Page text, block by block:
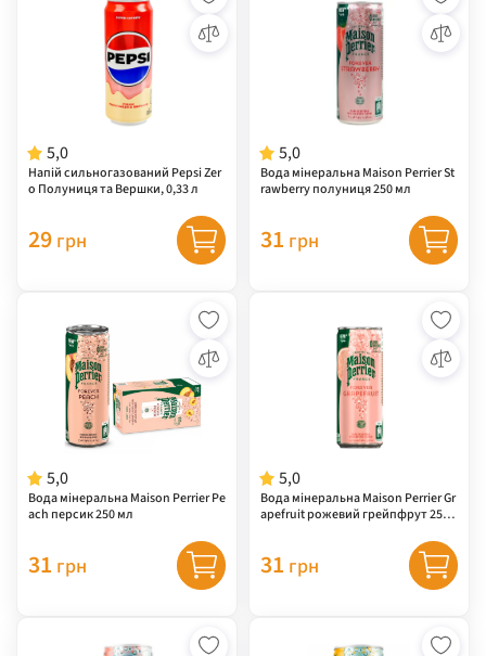
5,0
Напій сильногазований Pepsi Zer
o Полуниця та Вершки, 0,33 л
29 грн
5,0
Вода мінеральна Maison Perrier St
rawberry полуниця 250 мл
31 грн
5,0
Вода мінеральна Maison Perrier Pe
ach персик 250 мл
31 грн
5,0
Вода мінеральна Maison Perrier Gr
apefruit рожевий грейпфрут 250
31 грн